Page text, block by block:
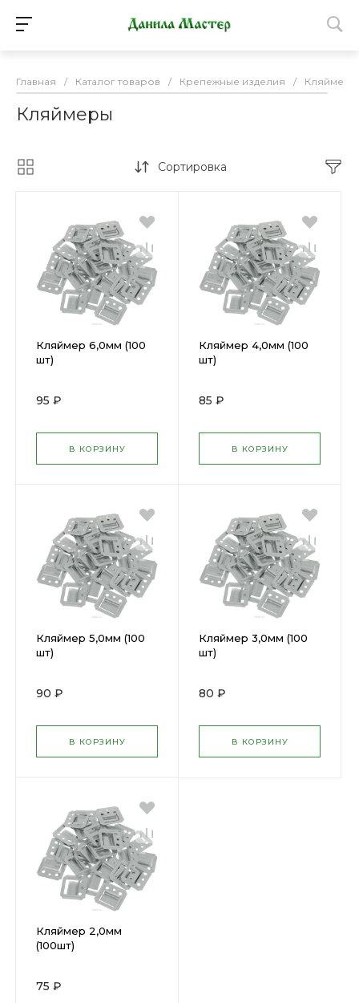
Главная / Каталог товаров / Крепежные изделия / Кляймеры
Кляймеры
Сортировка
Кляймер 6,0мм (100
шт)
95 ₽
В КОРЗИНУ
Кляймер 4,0мм (100
шт)
85 ₽
В КОРЗИНУ
Кляймер 5,0мм (100
шт)
90 ₽
В КОРЗИНУ
Кляймер 3,0мм (100
шт)
80 ₽
В КОРЗИНУ
Кляймер 2,0мм
(100шт)
75 ₽